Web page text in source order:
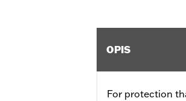
OPIS
For protection